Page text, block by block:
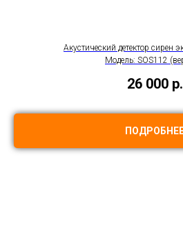
Акустический детектор сирен
Модель: SOS112
26 000 р.